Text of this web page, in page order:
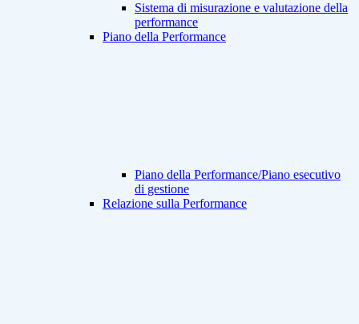
Sistema di misurazione e valutazione della
performance
Piano della Performance
Piano della Performance/Piano esecutivo
di gestione
Relazione sulla Performance